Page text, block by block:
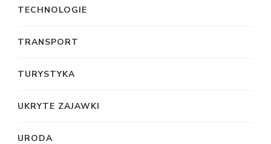
TECHNOLOGIE
TRANSPORT
TURYSTYKA
UKRYTE ZAJAWKI
URODA